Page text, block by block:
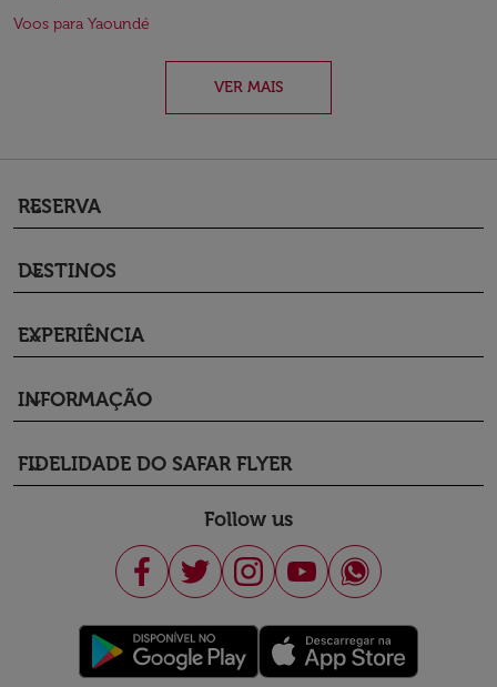
Voos para Yaoundé
VER MAIS
RESERVA
keyboard_arrow_down
DESTINOS
keyboard_arrow_down
EXPERIÊNCIA
keyboard_arrow_down
INFORMAÇÃO
keyboard_arrow_down
FIDELIDADE DO SAFAR FLYER
keyboard_arrow_down
Follow us